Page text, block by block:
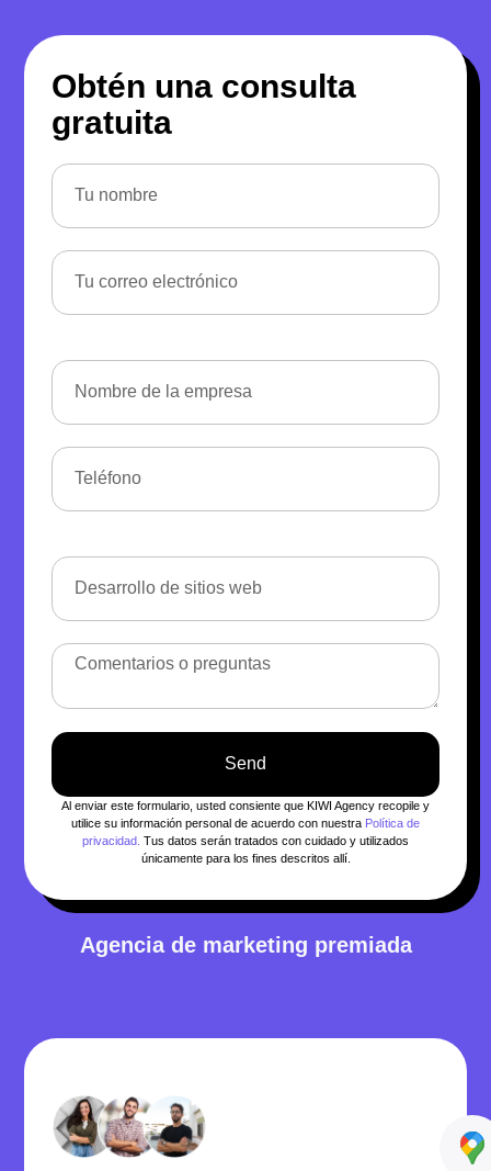
Obtén una consulta
gratuita
Send
Al enviar este formulario, usted consiente que KIWI Agency recopile y
utilice su información personal de acuerdo con nuestra Política de
privacidad. Tus datos serán tratados con cuidado y utilizados
únicamente para los fines descritos allí.
Agencia de marketing premiada